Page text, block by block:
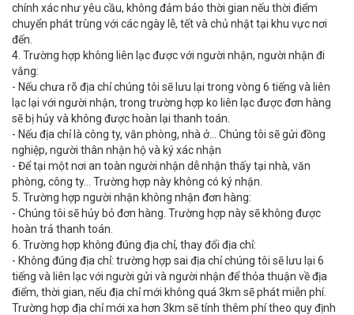
chính xác như yêu cầu, không đảm bảo thời gian nếu thời điểm
chuyển phát trùng với các ngày lễ, tết và chủ nhật tại khu vực nơi
đến.
4. Trường hợp không liên lạc được với người nhận, người nhận đi
vắng:
- Nếu chưa rõ địa chỉ chúng tôi sẽ lưu lại trong vòng 6 tiếng và liên
lạc lại với người nhận, trong trường hợp ko liên lạc được đơn hàng
sẽ bị hủy và không được hoàn lại thanh toán.
- Nếu địa chỉ là công ty, văn phòng, nhà ở… Chúng tôi sẽ gửi đồng
nghiệp, người thân nhận hộ và ký xác nhận
- Để tại một nơi an toàn người nhận dễ nhận thấy tại nhà, văn
phòng, công ty… Trường hợp này không có ký nhận.
5. Trường hợp người nhận không nhận đơn hàng:
- Chúng tôi sẽ hủy bỏ đơn hàng. Trường hợp này sẽ không được
hoàn trả thanh toán.
6. Trường hợp không đúng địa chỉ, thay đổi địa chỉ:
- Không đúng địa chỉ: trường hợp sai địa chỉ chúng tôi sẽ lưu lại 6
tiếng và liên lạc với người gửi và người nhận để thỏa thuận về địa
điểm, thời gian, nếu địa chỉ mới không quá 3km sẽ phát miễn phí.
Trường hợp địa chỉ mới xa hơn 3km sẽ tính thêm phí theo quy định